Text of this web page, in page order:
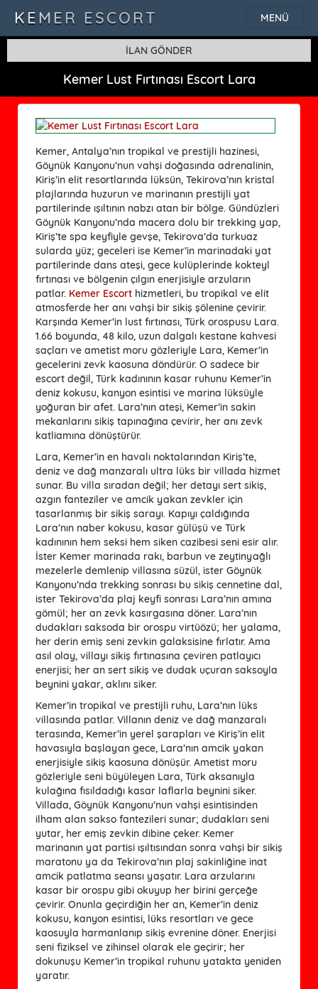
MENÜ
KEMER ESCORT
İLAN GÖNDER
Kemer Lust Fırtınası Escort Lara
Kemer, Antalya’nın tropikal ve prestijli hazinesi,
Göynük Kanyonu’nun vahşi doğasında adrenalinin,
Kiriş’in elit resortlarında lüksün, Tekirova’nın kristal
plajlarında huzurun ve marinanın prestijli yat
partilerinde ışıltının nabzı atan bir bölge. Gündüzleri
Göynük Kanyonu’nda macera dolu bir trekking yap,
Kiriş’te spa keyfiyle gevşe, Tekirova’da turkuaz
sularda yüz; geceleri ise Kemer’in marinadaki yat
partilerinde dans ateşi, gece kulüplerinde kokteyl
fırtınası ve bölgenin çılgın enerjisiyle arzuların
patlar. Kemer Escort hizmetleri, bu tropikal ve elit
atmosferde her anı vahşi bir sikiş şölenine çevirir.
Karşında Kemer’in lust fırtınası, Türk orospusu Lara.
1.66 boyunda, 48 kilo, uzun dalgalı kestane kahvesi
saçları ve ametist moru gözleriyle Lara, Kemer’in
gecelerini zevk kaosuna döndürür. O sadece bir
escort değil, Türk kadınının kasar ruhunu Kemer’in
deniz kokusu, kanyon esintisi ve marina lüksüyle
yoğuran bir afet. Lara’nın ateşi, Kemer’in sakin
mekanlarını sikiş tapınağına çevirir, her anı zevk
katliamına dönüştürür.
Lara, Kemer’in en havalı noktalarından Kiriş’te,
deniz ve dağ manzaralı ultra lüks bir villada hizmet
sunar. Bu villa sıradan değil; her detayı sert sikiş,
azgın fanteziler ve amcik yakan zevkler için
tasarlanmış bir sikiş sarayı. Kapıyı çaldığında
Lara’nın naber kokusu, kasar gülüşü ve Türk
kadınının hem seksi hem siken cazibesi seni esir alır.
İster Kemer marinada rakı, barbun ve zeytinyağlı
mezelerle demlenip villasına süzül, ister Göynük
Kanyonu’nda trekking sonrası bu sikiş cennetine dal,
ister Tekirova’da plaj keyfi sonrası Lara’nın amına
gömül; her an zevk kasırgasına döner. Lara’nın
dudakları saksoda bir orospu virtüözü; her yalama,
her derin emiş seni zevkin galaksisine fırlatır. Ama
asıl olay, villayı sikiş fırtınasına çeviren patlayıcı
enerjisi; her an sert sikiş ve dudak uçuran saksoyla
beynini yakar, aklını siker.
Kemer’in tropikal ve prestijli ruhu, Lara’nın lüks
villasında patlar. Villanın deniz ve dağ manzaralı
terasında, Kemer’in yerel şarapları ve Kiriş’in elit
havasıyla başlayan gece, Lara’nın amcik yakan
enerjisiyle sikiş kaosuna dönüşür. Ametist moru
gözleriyle seni büyüleyen Lara, Türk aksanıyla
kulağına fısıldadığı kasar laflarla beynini siker.
Villada, Göynük Kanyonu’nun vahşi esintisinden
ilham alan sakso fantezileri sunar; dudakları seni
yutar, her emiş zevkin dibine çeker. Kemer
marinanın yat partisi ışıltısından sonra vahşi bir sikiş
maratonu ya da Tekirova’nın plaj sakinliğine inat
amcik patlatma seansı yaşatır. Lara arzularını
kasar bir orospu gibi okuyup her birini gerçeğe
çevirir. Onunla geçirdiğin her an, Kemer’in deniz
kokusu, kanyon esintisi, lüks resortları ve gece
kaosuyla harmanlanıp sikiş evrenine döner. Enerjisi
seni fiziksel ve zihinsel olarak ele geçirir; her
dokunuşu Kemer’in tropikal ruhunu yatakta yeniden
yaratır.